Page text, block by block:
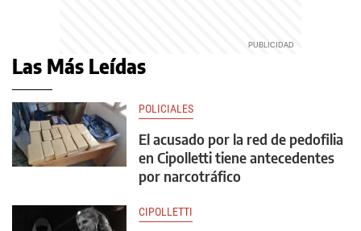
Las Más Leídas
POLICIALES
El acusado por la red de pedofilia
en Cipolletti tiene antecedentes
por narcotráfico
CIPOLLETTI